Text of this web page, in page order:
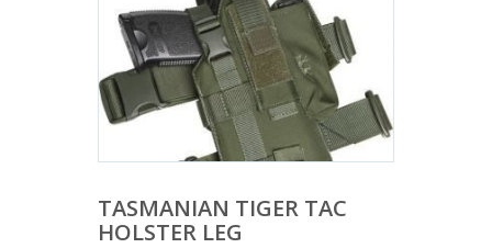
TASMANIAN TIGER TAC
HOLSTER LEG